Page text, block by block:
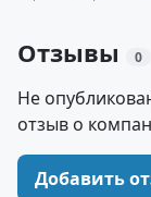
Отзывы 0
Не
отзыв о
Добавить